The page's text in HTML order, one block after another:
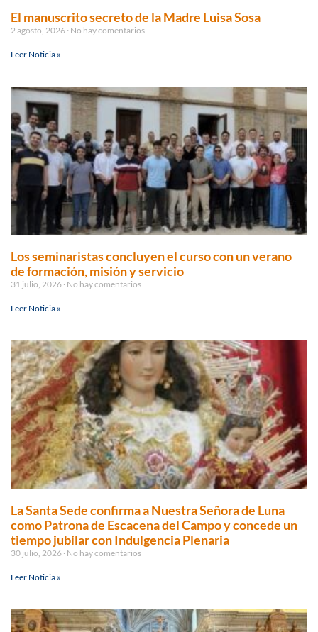
El manuscrito secreto de la Madre Luisa Sosa
2 agosto, 2026 No hay comentarios
Leer Noticia »
Los seminaristas concluyen el curso con un verano
de formación, misión y servicio
31 julio, 2026 No hay comentarios
Leer Noticia »
La Santa Sede confirma a Nuestra Señora de Luna
como Patrona de Escacena del Campo y concede un
tiempo jubilar con Indulgencia Plenaria
30 julio, 2026 No hay comentarios
Leer Noticia »